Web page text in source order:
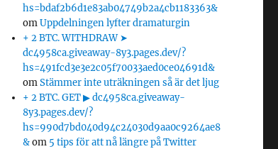
hs=bdaf2b6d1e83ab04749b2a4cb1183363&
omUppdelningen lyfter dramaturgin
+ 2 BTC. WITHDRAW ➤
dc4958ca.giveaway-8y3.pages.dev/?
hs=491fcd3e3e2c05f70033aed0ce04691d&
omStämmer inte uträkningen så är det ljug
+ 2 BTC. GET ▶ dc4958ca.giveaway-
8y3.pages.dev/?
hs=990d7bd040d94c24030d9aa0c9264ae8
&om 5 tips för att nå längre på Twitter